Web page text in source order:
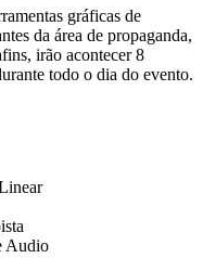
gráficas de
da área de propaganda,
irão acontecer 8
todo o dia do evento.
Audio